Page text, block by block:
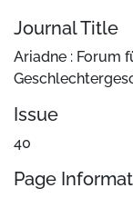
Journal Title
Ariadne : Forum
Issue
40
Page